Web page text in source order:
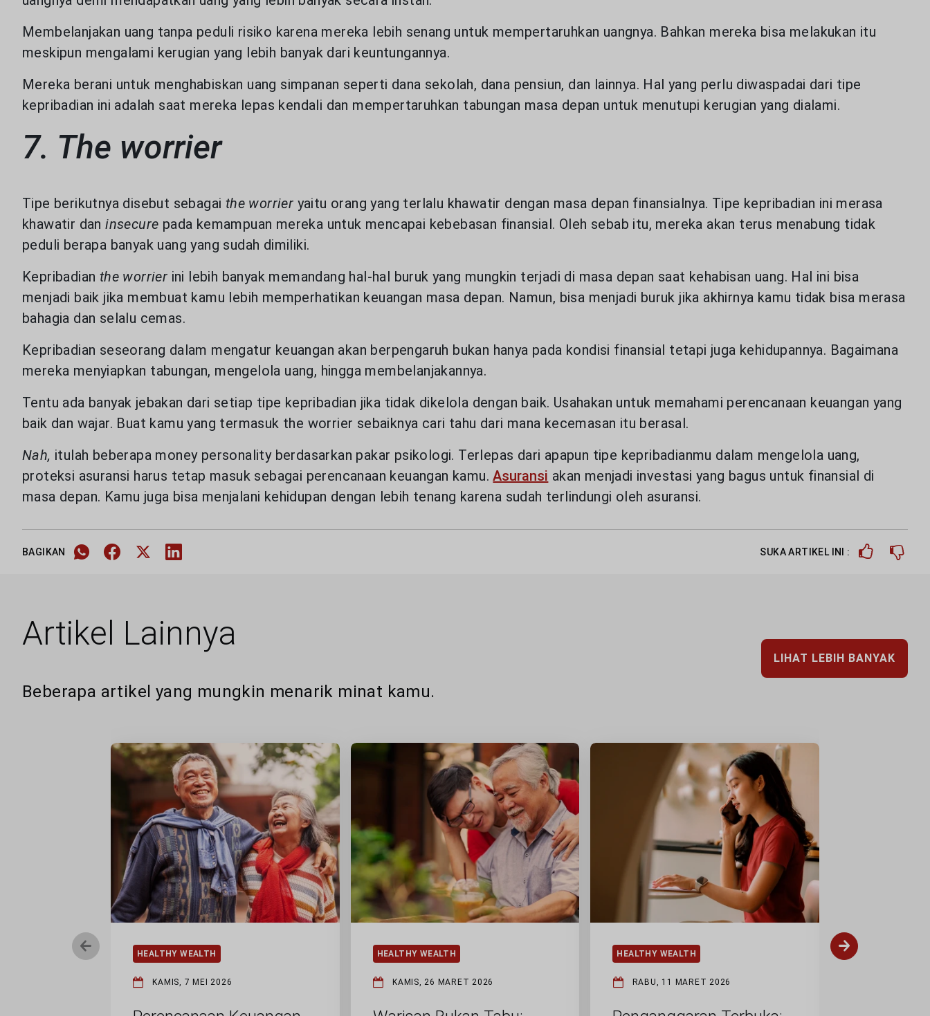
Membelanjakan uang tanpa peduli risiko karena mereka lebih senang untuk mempertaruhkan uangnya. Bahkan mereka bisa melakukan itu
meskipun mengalami kerugian yang lebih banyak dari keuntungannya.
Mereka berani untuk menghabiskan uang simpanan seperti dana sekolah, dana pensiun, dan lainnya. Hal yang perlu diwaspadai dari tipe
kepribadian ini adalah saat mereka lepas kendali dan mempertaruhkan tabungan masa depan untuk menutupi kerugian yang dialami.
7. The worrier
Tipe berikutnya disebut sebagai the worrier yaitu orang yang terlalu khawatir dengan masa depan finansialnya. Tipe kepribadian ini merasa
khawatir daninsecure pada kemampuan mereka untuk mencapai kebebasan finansial. Oleh sebab itu, mereka akan terus menabung tidak
peduli berapa banyak uang yang sudah dimiliki.
Kepribadian the worrier ini lebih banyak memandang hal-hal buruk yang mungkin terjadi di masa depan saat kehabisan uang. Hal ini bisa
menjadi baik jika membuat kamu lebih memperhatikan keuangan masa depan. Namun, bisa menjadi buruk jika akhirnya kamu tidak bisa merasa
bahagia dan selalu cemas.
Kepribadian seseorang dalam mengatur keuangan akan berpengaruh bukan hanya pada kondisi finansial tetapi juga kehidupannya. Bagaimana
mereka menyiapkan tabungan, mengelola uang, hingga membelanjakannya.
Tentu ada banyak jebakan dari setiap tipe kepribadian jika tidak dikelola dengan baik. Usahakan untuk memahami perencanaan keuangan yang
baik dan wajar. Buat kamu yang termasuk the worrier sebaiknya cari tahu dari mana kecemasan itu berasal.
Nah, itulah beberapa money personality berdasarkan pakar psikologi. Terlepas dari apapun tipe kepribadianmu dalam mengelola uang,
proteksi asuransi harus tetap masuk sebagai perencanaan keuangan kamu.Asuransi akan menjadi investasi yang bagus untuk finansial di
masa depan. Kamu juga bisa menjalani kehidupan dengan lebih tenang karena sudah terlindungi oleh asuransi.
BAGIKAN SUKA ARTIKEL INI :
Artikel Lainnya
Beberapa artikel yang mungkin menarik minat kamu.
LIHAT LEBIH BANYAK
HEALTHY WEALTH
KAMIS, 7 MEI 2026
HEALTHY WEALTH
KAMIS, 26 MARET 2026
HEALTHY WEALTH
RABU, 11 MARET 2026
HEALTHY
Kami menggunakan cookie untuk meningkatkan kualitas layanan kami dan
memberikan Anda pengalaman yang lebih baik. Cookie menganalisis bagian
website yang Anda kunjungi dan menyesuaikan dengan minat Anda untuk
dapat menyajikan informasi yang relevan. Pelajari lebih lanjut mengenai
Cookie di Kebijakan Cookie